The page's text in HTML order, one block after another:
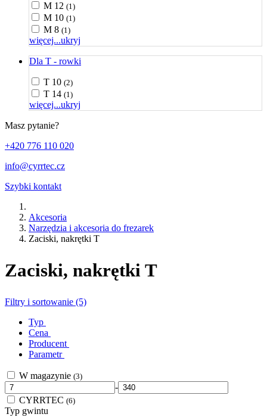
M 12 (1)
M 10 (1)
M 8 (1)
więcej...ukryj
Dla T - rowki
T 10 (2)
T 14 (1)
więcej...ukryj
Masz pytanie?
+420 776 110 020
info@cyrrtec.cz
Szybki kontakt
Akcesoria
Narzędzia i akcesoria do frezarek
Zaciski, nakrętki T
Zaciski, nakrętki T
Filtry i sortowanie (5)
Typ
Cena
Producent
Parametr
W magazynie (3)
-
CYRRTEC (6)
Typ gwintu